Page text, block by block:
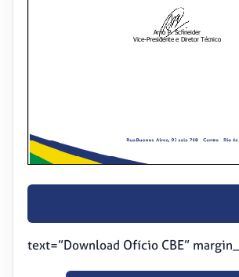
text=”Download Ofício CBE”